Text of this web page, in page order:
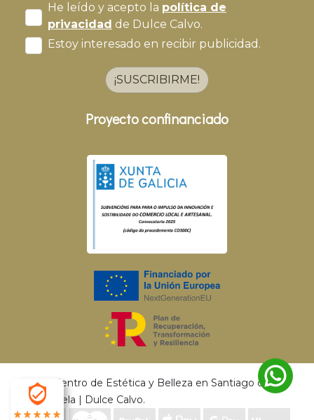
He leído y acepto la política de
privacidad de Dulce Calvo.
Estoy interesado en recibir publicidad.
¡SUSCRIBIRME!
Proyecto confinanciado
© 2026 Centro de Estética y Belleza en Santiago de
Compostela | Dulce Calvo.